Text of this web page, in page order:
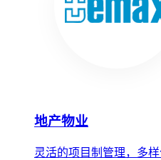
地产物业
灵活的项目制管理，多